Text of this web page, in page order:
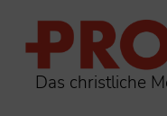
Das christliche